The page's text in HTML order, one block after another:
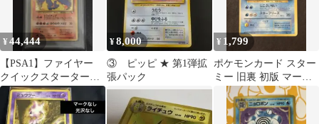
¥44,444
【PSA1】ファイヤー
クイックスターターギ
フト 旧裏 マークな
し
¥8,000
③ ピッピ ★ 第1弾拡
張パック
¥ 1,799
ポケモンカード スター
ミー 旧裏 初版 マーク
なし 第1弾拡張 旧裏面
ポケカ